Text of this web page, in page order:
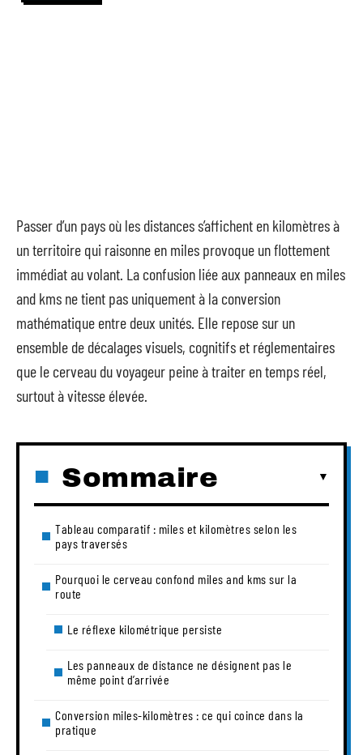
Passer d’un pays où les distances s’affichent en kilomètres à
un territoire qui raisonne en miles provoque un flottement
immédiat au volant. La confusion liée aux panneaux en miles
and kms ne tient pas uniquement à la conversion
mathématique entre deux unités. Elle repose sur un
ensemble de décalages visuels, cognitifs et réglementaires
que le cerveau du voyageur peine à traiter en temps réel,
surtout à vitesse élevée.
Sommaire
Tableau comparatif : miles et kilomètres selon les
pays traversés
Pourquoi le cerveau confond miles and kms sur la
route
Le réflexe kilométrique persiste
Les panneaux de distance ne désignent pas le
même point d’arrivée
Conversion miles-kilomètres : ce qui coince dans la
pratique